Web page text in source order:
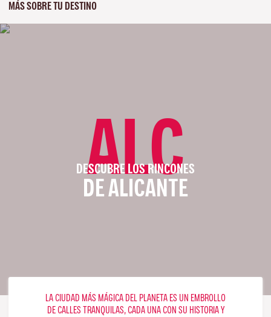
MÁS SOBRE TU DESTINO
ALC
DESCUBRE LOS RINCONES
DE ALICANTE
LA CIUDAD MÁS MÁGICA DEL PLANETA ES UN EMBROLLO
DE CALLES TRANQUILAS, CADA UNA CON SU HISTORIA Y